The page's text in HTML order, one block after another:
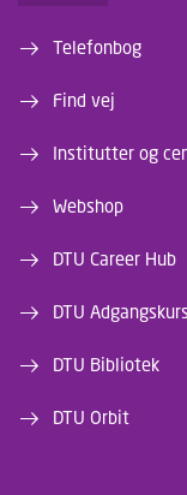
Telefonbog
Find vej
Institutter og
Webshop
DTU Career Hub
DTU
DTU Bibliotek
DTU Orbit